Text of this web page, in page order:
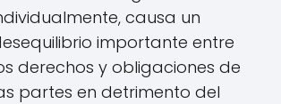
causa un
importante entre
derechos y obligaciones de
partes en detrimento del